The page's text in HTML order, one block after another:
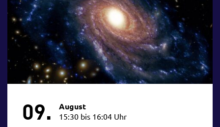
09. August
15:30 bis 16:04 Uhr